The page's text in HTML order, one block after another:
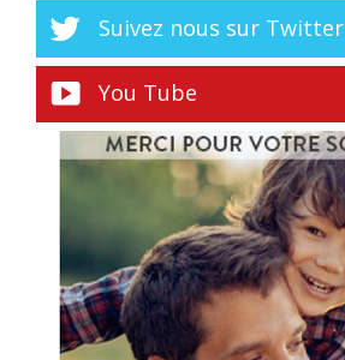
Suivez nous sur Twitter
You Tube